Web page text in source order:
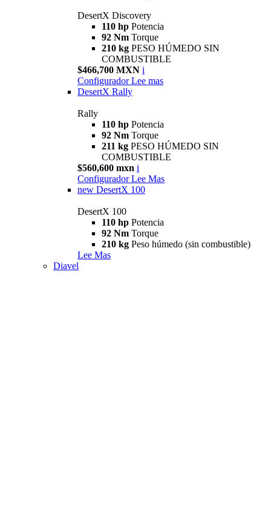
DesertX Discovery
110 hp Potencia
92 Nm Torque
210 kg PESO HÚMEDO SIN
COMBUSTIBLE
$466,700 MXN i
Configurador Lee mas
DesertX Rally
Rally
110 hp Potencia
92 Nm Torque
211 kg PESO HÚMEDO SIN
COMBUSTIBLE
$560,600 mxn i
Configurador Lee Mas
new DesertX 100
DesertX 100
110 hp Potencia
92 Nm Torque
210 kg Peso húmedo (sin combustible)
Lee Mas
Diavel